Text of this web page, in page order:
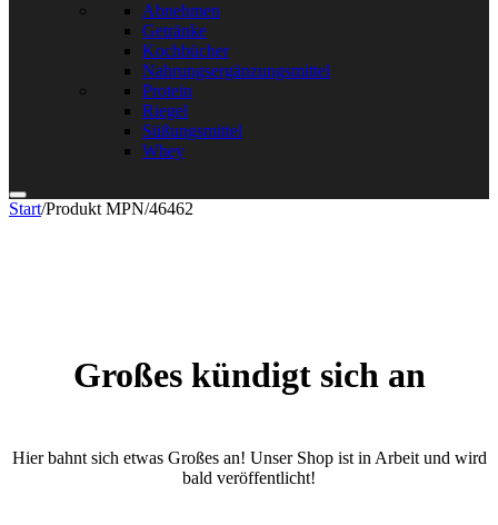
Abnehmen
Getränke
Kochbücher
Nahrungsergänzungsmittel
Protein
Riegel
Süßungsmittel
Whey
Start/Produkt MPN/46462
Großes kündigt sich an
Hier bahnt sich etwas Großes an! Unser Shop ist in Arbeit und wird
bald veröffentlicht!